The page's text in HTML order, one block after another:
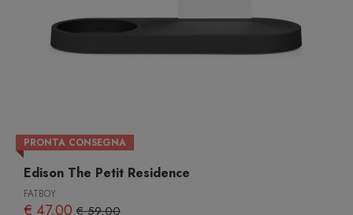
PRONTA CONSEGNA
Edison The Petit Residence
FATBOY
€ 47,00 € 59,00